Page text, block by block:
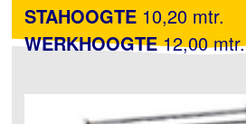
STAHOOGTE10,20 mtr.
WERKHOOGTE12,00 mtr.